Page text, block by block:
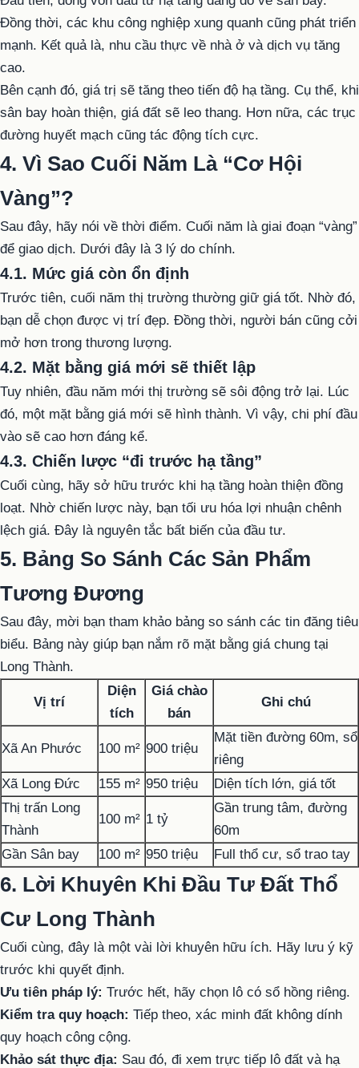
Đồng thời, các khu công nghiệp xung quanh cũng phát triển
mạnh. Kết quả là, nhu cầu thực về nhà ở và dịch vụ tăng
cao.
Bên cạnh đó, giá trị sẽ tăng theo tiến độ hạ tầng. Cụ thể, khi
sân bay hoàn thiện, giá đất sẽ leo thang. Hơn nữa, các trục
đường huyết mạch cũng tác động tích cực.
4. Vì Sao Cuối Năm Là “Cơ Hội
Vàng”?
Sau đây, hãy nói về thời điểm. Cuối năm là giai đoạn “vàng”
để giao dịch. Dưới đây là 3 lý do chính.
4.1. Mức giá còn ổn định
Trước tiên, cuối năm thị trường thường giữ giá tốt. Nhờ đó,
bạn dễ chọn được vị trí đẹp. Đồng thời, người bán cũng cởi
mở hơn trong thương lượng.
4.2. Mặt bằng giá mới sẽ thiết lập
Tuy nhiên, đầu năm mới thị trường sẽ sôi động trở lại. Lúc
đó, một mặt bằng giá mới sẽ hình thành. Vì vậy, chi phí đầu
vào sẽ cao hơn đáng kể.
4.3. Chiến lược “đi trước hạ tầng”
Cuối cùng, hãy sở hữu trước khi hạ tầng hoàn thiện đồng
loạt. Nhờ chiến lược này, bạn tối ưu hóa lợi nhuận chênh
lệch giá. Đây là nguyên tắc bất biến của đầu tư.
5. Bảng So Sánh Các Sản Phẩm
Tương Đương
Sau đây, mời bạn tham khảo bảng so sánh các tin đăng tiêu
biểu. Bảng này giúp bạn nắm rõ mặt bằng giá chung tại
Long Thành.
Vị trí
Diện
tích
Giá chào
bán
Ghi chú
Xã An Phước 100 m² 900 triệu
Mặt tiền đường 60m, sổ
riêng
Xã Long Đức
155 m² 950 triệu
Diện tích lớn, giá tốt
Thị trấn Long
Thành
100 m² 1 tỷ
Gần trung tâm, đường
60m
Gần Sân bay
100 m² 950 triệu Full thổ cư, sổ trao tay
6. Lời Khuyên Khi Đầu Tư Đất Thổ
Cư Long Thành
Cuối cùng, đây là một vài lời khuyên hữu ích. Hãy lưu ý kỹ
trước khi quyết định.
Ưu tiên pháp lý: Trước hết, hãy chọn lô có sổ hồng riêng.
Kiểm tra quy hoạch: Tiếp theo, xác minh đất không dính
quy hoạch công cộng.
Khảo sát thực địa: Sau đó, đi xem trực tiếp lô đất và hạ